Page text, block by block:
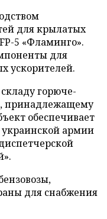
для крылатых
5 «Фламинго».
для
ускорителей.
горюче-
принадлежащему
обеспечивает
украинской армии
для снабжения